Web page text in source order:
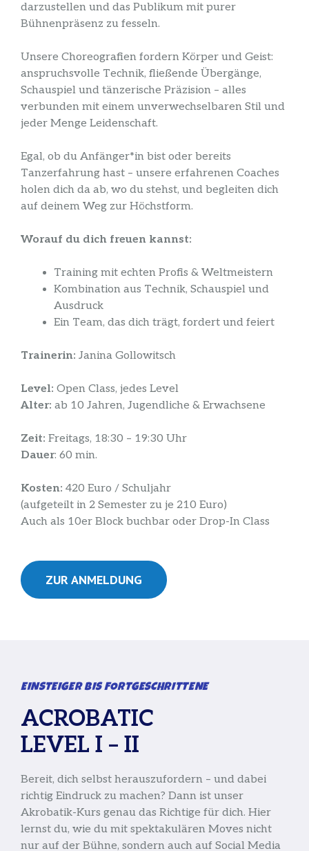
darzustellen und das Publikum mit purer
Bühnenpräsenz zu fesseln.
Unsere Choreografien fordern Körper und Geist:
anspruchsvolle Technik, fließende Übergänge,
Schauspiel und tänzerische Präzision – alles
verbunden mit einem unverwechselbaren Stil und
jeder Menge Leidenschaft.
Egal, ob du Anfänger*in bist oder bereits
Tanzerfahrung hast – unsere erfahrenen Coaches
holen dich da ab, wo du stehst, und begleiten dich
auf deinem Weg zur Höchstform.
Worauf du dich freuen kannst:
Training mit echten Profis & Weltmeistern
Kombination aus Technik, Schauspiel und
Ausdruck
Ein Team, das dich trägt, fordert und feiert
Trainerin: Janina Gollowitsch
Level: Open Class, jedes Level
Alter: ab 10 Jahren, Jugendliche & Erwachsene
Zeit: Freitags, 18:30 – 19:30 Uhr
Dauer: 60 min.
Kosten: 420 Euro / Schuljahr
(aufgeteilt in 2 Semester zu je 210 Euro)
Auch als 10er Block buchbar oder Drop-In Class
ZUR ANMELDUNG
EINSTEIGER BIS FORTGESCHRITTENE
ACROBATIC
LEVEL I – II
Bereit, dich selbst herauszufordern – und dabei
richtig Eindruck zu machen? Dann ist unser
Akrobatik-Kurs genau das Richtige für dich. Hier
lernst du, wie du mit spektakulären Moves nicht
nur auf der Bühne, sondern auch auf Social Media